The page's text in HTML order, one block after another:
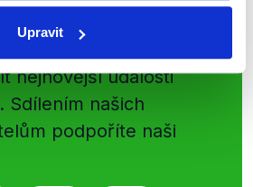
Upravit
nejnovější události
Sdílením našich
podpoříte naši